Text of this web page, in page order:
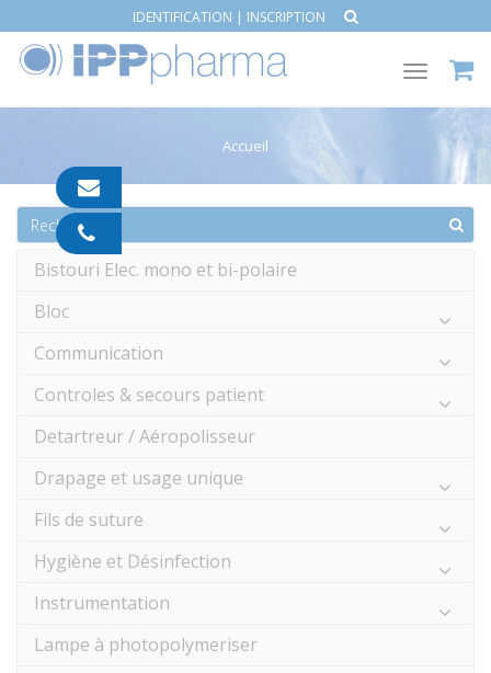
IDENTIFICATION | INSCRIPTION
Toggle
Accueil
Bistouri Elec. mono et bi-polaire
Bloc
Communication
Controles & secours patient
Detartreur / Aéropolisseur
Drapage et usage unique
Fils de suture
Hygiène et Désinfection
Instrumentation
Lampe à photopolymeriser
contact@ipp-
pharma.com
91
05